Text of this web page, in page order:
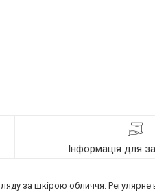
Інформація для
за шкірою обличчя. Регулярне